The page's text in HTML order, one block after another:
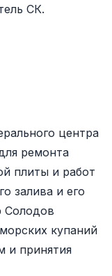
СК.
центра
ремонта
плиты и работ
залива и его
Солодов
купаний
и принятия